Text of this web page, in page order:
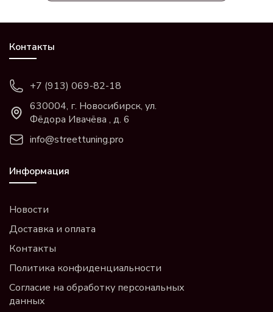
Контакты
+7 (913) 069-82-18
630004, г. Новосибирск, ул.
Фёдора Ивачёва , д. 6
info@streettuning.pro
Информация
Новости
Доставка и оплата
Контакты
Политика конфиденциальности
Согласие на обработку персональных
данных